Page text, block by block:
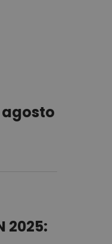
agosto
2025: